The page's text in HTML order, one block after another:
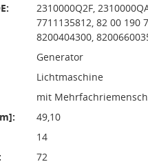
2310000Q2F,
7711135812, 82 00 190
8200404300,
Generator
Lichtmaschine
mit
49,10
14
72